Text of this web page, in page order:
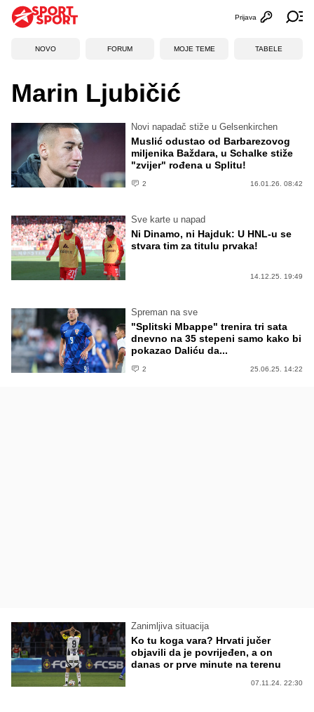
Otvori
Prijava
NOVO FORUM MOJE TEME TABELE
Marin Ljubičić
Novi napadač stiže u Gelsenkirchen
Muslić odustao od Barbarezovog
miljenika Baždara, u Schalke stiže
"zvijer" rođena u Splitu!
2 16.01.26. 08:42
Sve karte u napad
Ni Dinamo, ni Hajduk: U HNL-u se
stvara tim za titulu prvaka!
14.12.25. 19:49
Spreman na sve
"Splitski Mbappe" trenira tri sata
dnevno na 35 stepeni samo kako bi
pokazao Daliću da...
2 25.06.25. 14:22
Zanimljiva situacija
Ko tu koga vara? Hrvati jučer
objavili da je povrijeđen, a on
danas or prve minute na terenu
07.11.24. 22:30